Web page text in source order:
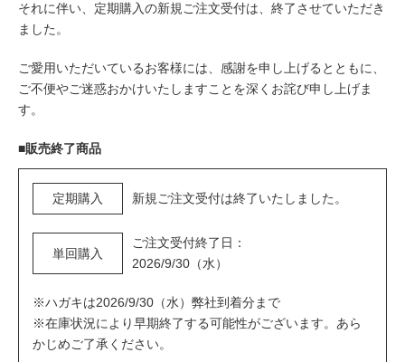
それに伴い、定期購入の新規ご注文受付は、終了させていただき
ました。
ご愛用いただいているお客様には、感謝を申し上げるとともに、
ご不便やご迷惑おかけいたしますことを深くお詫び申し上げま
す。
■販売終了商品
定期購入 新規ご注文受付は終了いたしました。
単回購入
ご注文受付終了日：
2026/9/30（水）
※ハガキは2026/9/30（水）弊社到着分まで
※在庫状況により早期終了する可能性がございます。あら
かじめご了承ください。